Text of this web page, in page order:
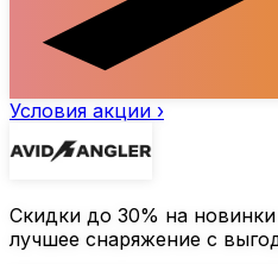
Условия акции ›
Скидки до 30% на
лучшее снаряжение с